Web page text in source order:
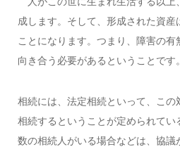
成します。そして、形成された資産
ことになります。つまり、障害の有
向き合う必要があるということです。
相続には、法定相続といって、この
相続するということが定められてい
数の相続人がいる場合などは、協議